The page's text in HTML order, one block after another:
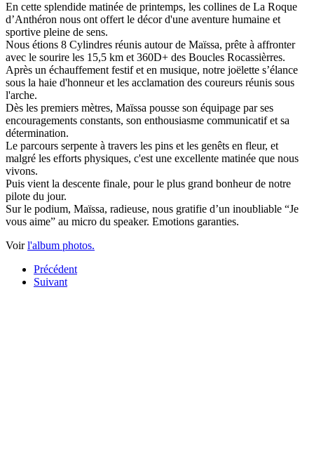
En cette splendide matinée de printemps, les collines de La Roque
d’Anthéron nous ont offert le décor d'une aventure humaine et
sportive pleine de sens.
Nous étions 8 Cylindres réunis autour de Maïssa, prête à affronter
avec le sourire les 15,5 km et 360D+ des Boucles Rocassièrres.
Après un échauffement festif et en musique, notre joëlette s’élance
sous la haie d'honneur et les acclamation des coureurs réunis sous
l'arche.
Dès les premiers mètres, Maïssa pousse son équipage par ses
encouragements constants, son enthousiasme communicatif et sa
détermination.
Le parcours serpente à travers les pins et les genêts en fleur, et
malgré les efforts physiques, c'est une excellente matinée que nous
vivons.
Puis vient la descente finale, pour le plus grand bonheur de notre
pilote du jour.
Sur le podium, Maïssa, radieuse, nous gratifie d’un inoubliable “Je
vous aime” au micro du speaker. Emotions garanties.
Voirl'album photos.
Précédent
Suivant